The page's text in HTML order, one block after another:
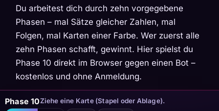
Du arbeitest dich durch zehn vorgegebene
Phasen – mal Sätze gleicher Zahlen, mal
Folgen, mal Karten einer Farbe. Wer zuerst alle
zehn Phasen schafft, gewinnt. Hier spielst du
Phase 10 direkt im Browser gegen einen Bot –
kostenlos und ohne Anmeldung.
Phase 10Ziehe eine Karte (Stapel oder Ablage).